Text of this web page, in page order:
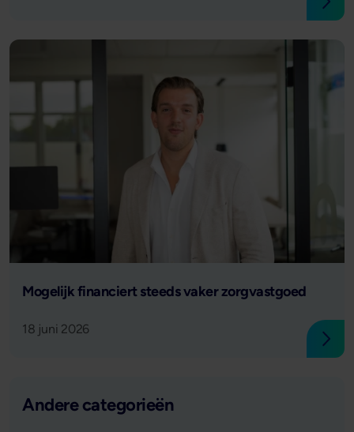
Lees verder
Mogelijk financiert steeds vaker zorgvastgoed
18 juni 2026
Andere categorieën